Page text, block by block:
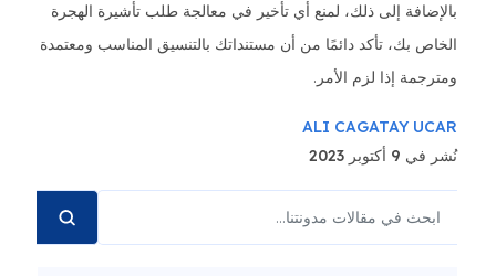
بالإضافة إلى ذلك، لمنع أي تأخير في معالجة طلب تأشيرة الهجرة
الخاص بك، تأكد دائمًا من أن مستنداتك بالتنسيق المناسب ومعتمدة
ومترجمة إذا لزم الأمر.
ALI CAGATAY UCAR
نُشر في 9 أكتوبر 2023